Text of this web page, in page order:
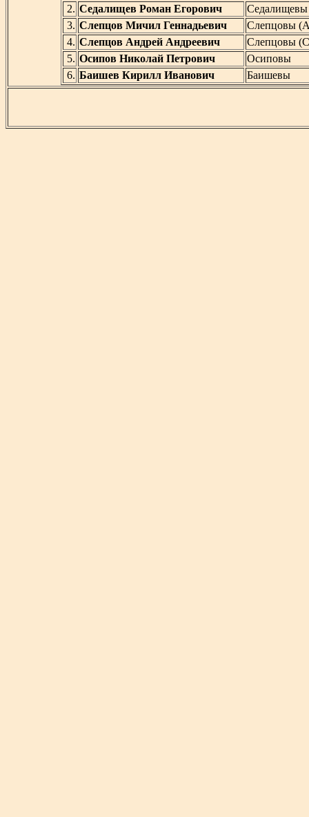
2. Седалищев Роман Егорович
Седалищевы
3. Слепцов Мичил Геннадьевич
Слепцовы
4. Слепцов Андрей Андреевич
Слепцовы
5. Осипов Николай Петрович
Осиповы
6. Баишев Кирилл Иванович Баишевы